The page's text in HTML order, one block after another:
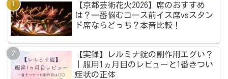
【京都芸術花火2026】席のおすすめ
は？一番悩むコース前イス席vsスタン
ド席ならどっち？本音比較！
【実録】レルミナ錠の副作用エグい？
｜服用1ヵ月目のレビューと1番きつい
症状の正体